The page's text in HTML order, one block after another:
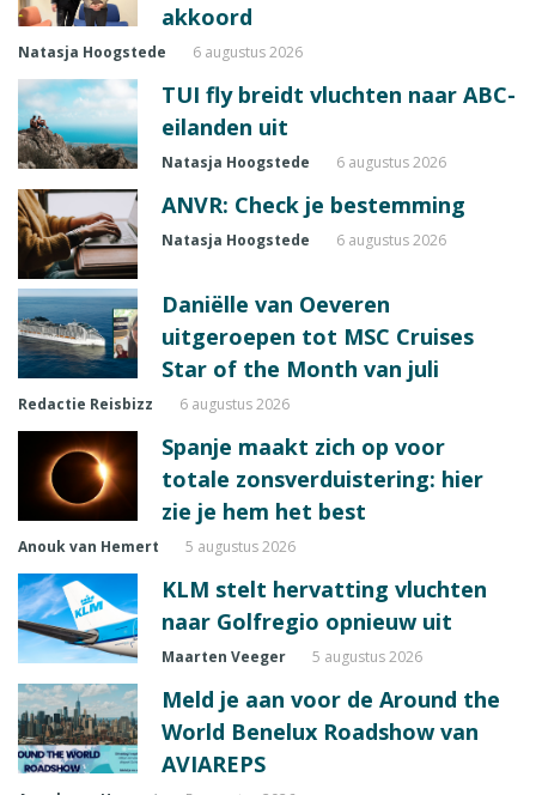
akkoord
Natasja Hoogstede 6 augustus 2026
TUI fly breidt vluchten naar ABC-
eilanden uit
Natasja Hoogstede 6 augustus 2026
ANVR: Check je bestemming
Natasja Hoogstede 6 augustus 2026
Daniëlle van Oeveren
uitgeroepen tot MSC Cruises
Star of the Month van juli
Redactie Reisbizz 6 augustus 2026
Spanje maakt zich op voor
totale zonsverduistering: hier
zie je hem het best
Anouk van Hemert 5 augustus 2026
KLM stelt hervatting vluchten
naar Golfregio opnieuw uit
Maarten Veeger 5 augustus 2026
Meld je aan voor de Around the
World Benelux Roadshow van
AVIAREPS